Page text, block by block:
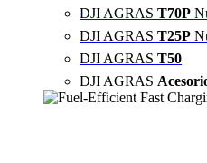
DJI AGRAS T70P
DJI AGRAS T25P
DJI AGRAS T50
DJI AGRAS